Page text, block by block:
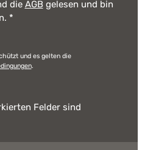
die AGB gelesen und bin
*
und es gelten die
.
Felder sind